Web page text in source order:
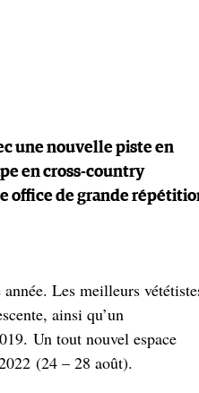
une nouvelle piste en
en cross-country
office de grande
Les meilleurs
ainsi qu’un
Un tout nouvel espace
(24 – 28 août).